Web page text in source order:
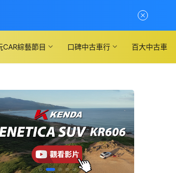
CAR綜藝節目 口碑中古車行 百大中古車